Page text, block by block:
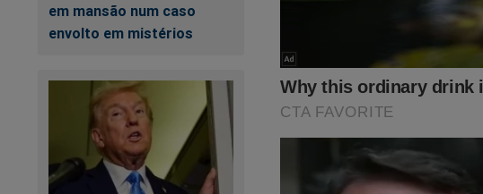
em mansão num caso
envolto em mistérios